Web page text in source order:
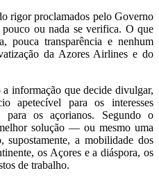
rigor proclamados pelo Governo
ou nada se verifica. O que
pouca transparência e nenhum
da Azores Airlines e do
informação que decide divulgar,
apetecível para os interesses
para os açorianos. Segundo o
solução — ou mesmo uma
a mobilidade dos
os Açores e a diáspora, os
de trabalho.